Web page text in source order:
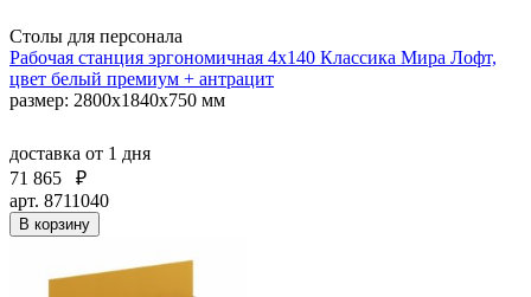
Столы для персонала
Рабочая станция эргономичная 4х140 Классика Мира Лофт,
цвет белый премиум + антрацит
размер: 2800x1840x750 мм
доставка от 1 дня
71 865
₽
арт. 8711040
В корзину